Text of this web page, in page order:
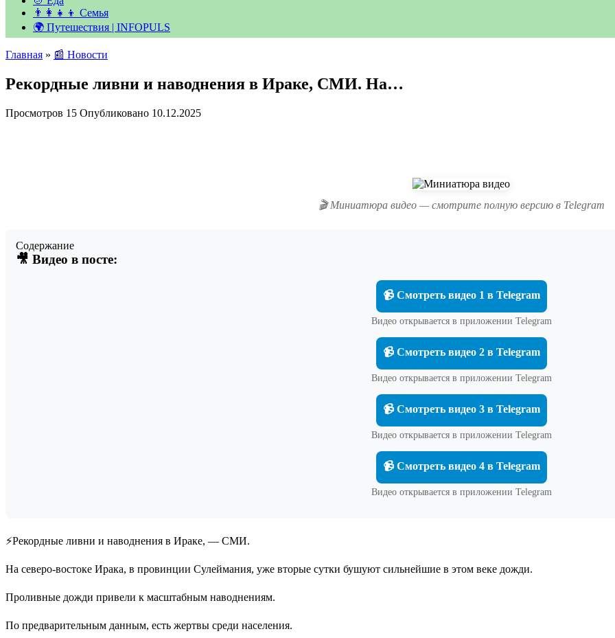
👨‍👩‍👧‍👦 Семья
🌍 Путешествия | INFOPULS
Главная » 📰 Новости
Рекордные ливни и наводнения в Ираке, СМИ. На…
Просмотров 15 Опубликовано 10.12.2025
🎬 Миниатюра видео — смотрите полную версию в Telegram
Содержание
🎥 Видео в посте:
📹 Смотреть видео 1 в Telegram
Видео открывается в приложении Telegram
📹 Смотреть видео 2 в Telegram
Видео открывается в приложении Telegram
📹 Смотреть видео 3 в Telegram
Видео открывается в приложении Telegram
📹 Смотреть видео 4 в Telegram
Видео открывается в приложении Telegram
⚡️Рекордные ливни и наводнения в Ираке, — СМИ.
На северо-востоке Ирака, в провинции Сулеймания, уже вторые сутки бушуют сильнейшие в этом веке дожди.
Проливные дожди привели к масштабным наводнениям.
По предварительным данным, есть жертвы среди населения.